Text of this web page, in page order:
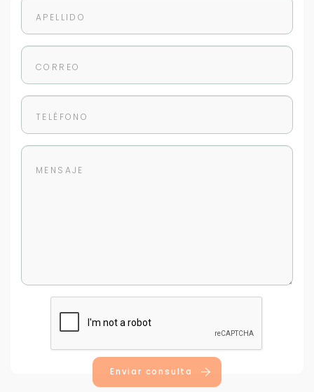
Enviar consulta